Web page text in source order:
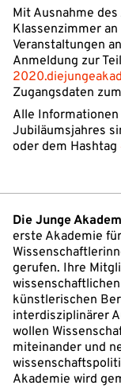
Mit Ausnahme
Klassenzimmer
Veranstaltungen
Anmeldung zur
Zugangsdaten
Alle Informationen
Jubiläumsjahres
oder dem Hashtag
Die Junge
erste Akademie
gerufen. Ihre
künstlerischen
interdisziplinärer
wollen
miteinander und
Akademie wird